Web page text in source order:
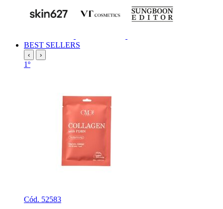
BEST SELLERS
‹ ›
1º
Cód. 52583